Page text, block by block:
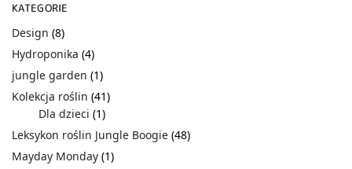
KATEGORIE
Design (8)
Hydroponika (4)
jungle garden (1)
Kolekcja roślin (41)
Dla dzieci (1)
Leksykon roślin Jungle Boogie (48)
Mayday Monday (1)